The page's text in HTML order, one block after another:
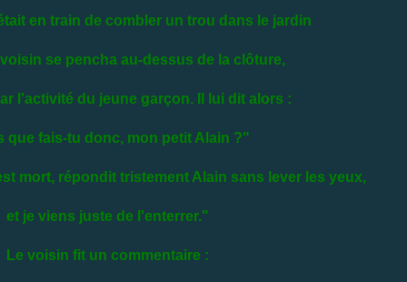
en train de combler un trou dans le jardin
se pencha au-dessus de la clôture,
l'activité du jeune garçon. Il lui dit alors :
que fais-tu donc, mon petit Alain ?"
mort, répondit tristement Alain sans lever les yeux,
et je viens juste de l'enterrer."
Le voisin fit un commentaire :